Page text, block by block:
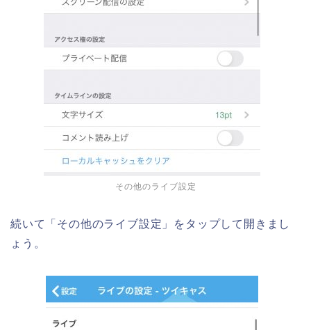
その他のライブ設定
続いて「その他のライブ設定」をタップして開きまし
ょう。